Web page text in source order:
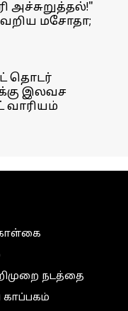
அச்சுறுத்தல்!"
மசோதா;
தொடர்
இலவச
வாரியம்
நடத்தை
காப்பகம்